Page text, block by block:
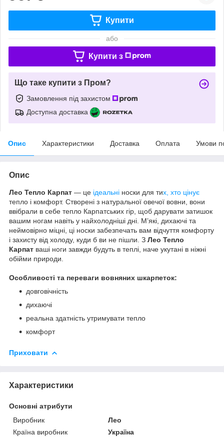
Купити
або
Купити з
Що таке купити з Пром?
Замовлення під захистом
Доступна доставка
Опис Характеристики Доставка Оплата Умови
Опис
Лео Тепло Карпат — це ідеальні носки для тих, хто цінує
тепло і комфорт. Створені з натуральної овечої вовни, вони
ввібрали в себе тепло Карпатських гір, щоб дарувати затишок
вашим ногам навіть у найхолодніші дні. М’які, дихаючі та
неймовірно міцні, ці носки забезпечать вам відчуття комфорту
і захисту від холоду, куди б ви не пішли. З Лео Тепло
Карпат ваші ноги завжди будуть в теплі, наче укутані в ніжні
обійми природи.
Особливості та переваги вовняних шкарпеток:
довговічність
дихаючі
реальна здатність утримувати тепло
комфорт
Приховати
Характеристики
Основні атрибути
Виробник
Лео
Країна виробник
Україна